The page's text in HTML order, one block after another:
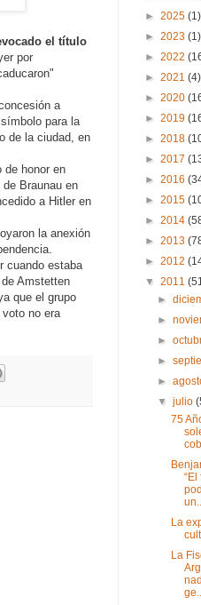
el título
por
a
para la
de la ciudad, en
de honor en
Braunau en
a Hitler en
la anexión
cuando estaba
Amstetten
que el grupo
no era
► 2025 (1)
► 2023 (1)
► 2022
► 2021 (4)
► 2020
► 2019
► 2018
► 2017
► 2016
► 2015
► 2014
► 2013
► 2012
▼ 2011
►
►
►
►
►
▼julio
75
un...
La
La
ge...